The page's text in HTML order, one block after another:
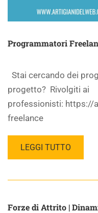
Programmatori
Stai cercando dei
progetto? Rivolgiti ai
professionisti: https://
freelance
LEGGI TUTTO
Forze di Attrito |